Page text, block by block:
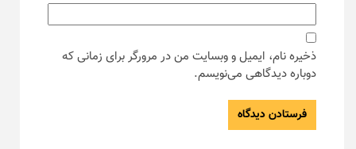
ذخیره نام، ایمیل و وبسایت من در مرورگر برای زمانی که
دوباره دیدگاهی می‌نویسم.